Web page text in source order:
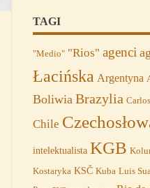
TAGI
"Medio" "Rios" agenci
Łacińska Argentyna
Boliwia Brazylia
Chile
intelektualista KGB
Kostaryka KSČ Kuba Luis